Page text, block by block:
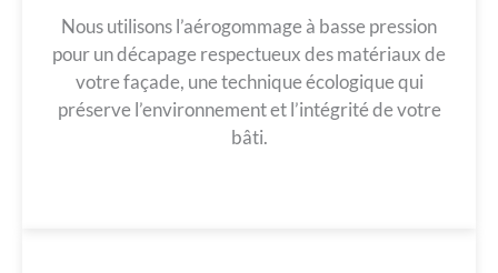
Nous utilisons l’aérogommage à basse pression
pour un décapage respectueux des matériaux de
votre façade, une technique écologique qui
préserve l’environnement et l’intégrité de votre
bâti.